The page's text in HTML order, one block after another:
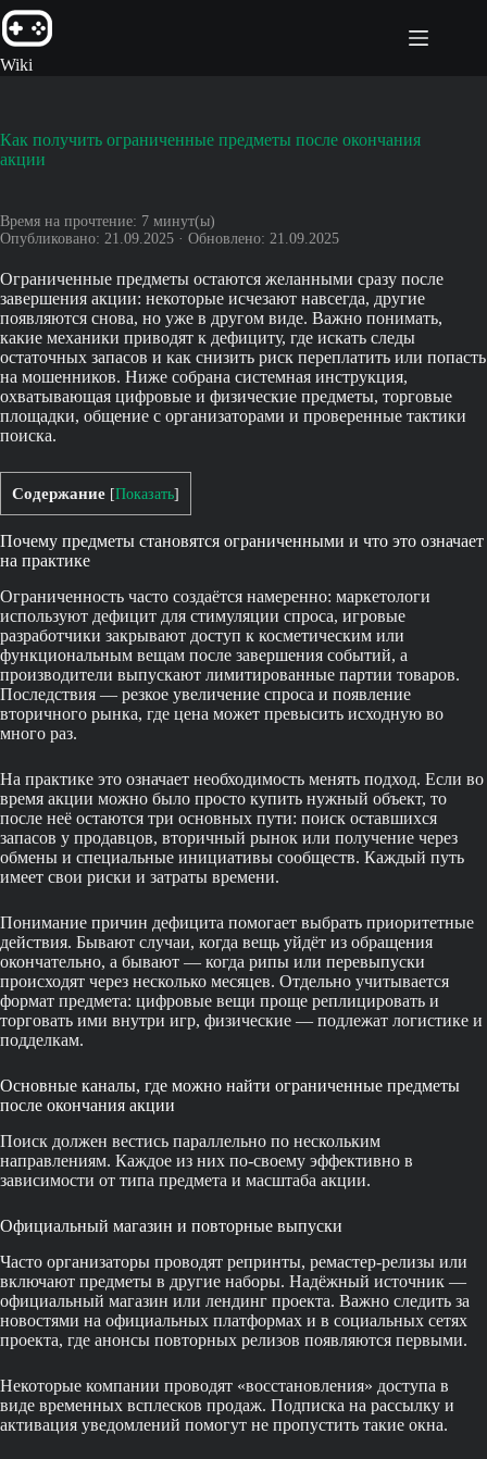
Перейти
к
сути
Wiki
Как получить ограниченные предметы после окончания
акции
Время на прочтение: 7 минут(ы)
Опубликовано: 21.09.2025 · Обновлено: 21.09.2025
Ограниченные предметы остаются желанными сразу после
завершения акции: некоторые исчезают навсегда, другие
появляются снова, но уже в другом виде. Важно понимать,
какие механики приводят к дефициту, где искать следы
остаточных запасов и как снизить риск переплатить или попасть
на мошенников. Ниже собрана системная инструкция,
охватывающая цифровые и физические предметы, торговые
площадки, общение с организаторами и проверенные тактики
поиска.
Содержание [Показать]
Почему предметы становятся ограниченными и что это означает
на практике
Ограниченность часто создаётся намеренно: маркетологи
используют дефицит для стимуляции спроса, игровые
разработчики закрывают доступ к косметическим или
функциональным вещам после завершения событий, а
производители выпускают лимитированные партии товаров.
Последствия — резкое увеличение спроса и появление
вторичного рынка, где цена может превысить исходную во
много раз.
На практике это означает необходимость менять подход. Если во
время акции можно было просто купить нужный объект, то
после неё остаются три основных пути: поиск оставшихся
запасов у продавцов, вторичный рынок или получение через
обмены и специальные инициативы сообществ. Каждый путь
имеет свои риски и затраты времени.
Понимание причин дефицита помогает выбрать приоритетные
действия. Бывают случаи, когда вещь уйдёт из обращения
окончательно, а бывают — когда рипы или перевыпуски
происходят через несколько месяцев. Отдельно учитывается
формат предмета: цифровые вещи проще реплицировать и
торговать ими внутри игр, физические — подлежат логистике и
подделкам.
Основные каналы, где можно найти ограниченные предметы
после окончания акции
Поиск должен вестись параллельно по нескольким
направлениям. Каждое из них по-своему эффективно в
зависимости от типа предмета и масштаба акции.
Официальный магазин и повторные выпуски
Часто организаторы проводят репринты, ремастер-релизы или
включают предметы в другие наборы. Надёжный источник —
официальный магазин или лендинг проекта. Важно следить за
новостями на официальных платформах и в социальных сетях
проекта, где анонсы повторных релизов появляются первыми.
Некоторые компании проводят «восстановления» доступа в
виде временных всплесков продаж. Подписка на рассылку и
активация уведомлений помогут не пропустить такие окна.